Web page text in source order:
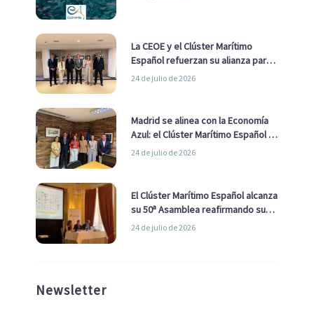
La CEOE y el Clúster Marítimo
Español refuerzan su alianza para
impulsar una estrategia Nacional
24 de julio de 2026
Madrid se alinea con la Economía
Azul: el Clúster Marítimo Español y
la Real Liga Naval avanzan alianzas
24 de julio de 2026
El Clúster Marítimo Español alcanza
su 50ª Asamblea reafirmando su
liderazgo en la Economía Azul
24 de julio de 2026
Newsletter